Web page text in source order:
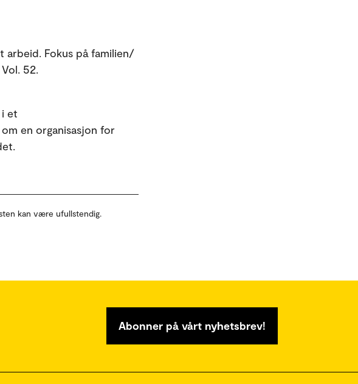
arbeid. Fokus på familien/
52.
i et
en organisasjon for
kan være ufullstendig.
Abonner på vårt nyhetsbrev!